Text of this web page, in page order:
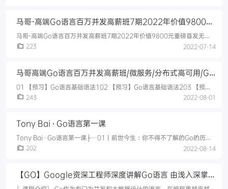
厂的敲门砖，也是提高个人职场竞争力的必须选项。
马哥-高端Go语言百万并发高薪班7期2022年价值9800元
重磅首发无
马哥-高端Go语言百万并发高薪班7期2022年价值9800元重磅首发无
├─01. 薪选认证介绍├─02. 【预习】go语言入门│ ├┈2-1_go语言的发
量常量.mp4│ ├┈2-6_变量作用域.mp4│ └┈2-7
223 2022-07-14
马哥高端Go语言百万并发高薪班/微服务/分布式高可用/Go
高并发
01 【预习】Go语言基础语法102 【预习】Go语言基础语法203 【预
习】Go语言复合数据类型04 【预习】Go语言中的函数05 【预习】Go语
【预习】Go语言的文件与IO操作210 【预习】Go语言的接口与反射11
243 2022-08-01
Tony Bai · Go语言第一课
Tony Bai · Go语言第一课├┈01丨前世今生：你不得不了解的Go的历史
和现状.pdf├┈02丨拒绝“HelloandBye”：Go语言的设计哲学是怎么一
准先行：Go项目的布局标准是什么？.pdf├┈06｜构建模式：Go是怎么
202 2022-08-14
【GO】Google资深工程师深度讲解Go语言 由浅入深掌握
Go语言